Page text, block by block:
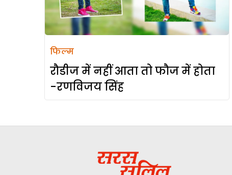
फिल्म
रौडीज में नहीं आता तो फौज में होता
-रणविजय सिंह